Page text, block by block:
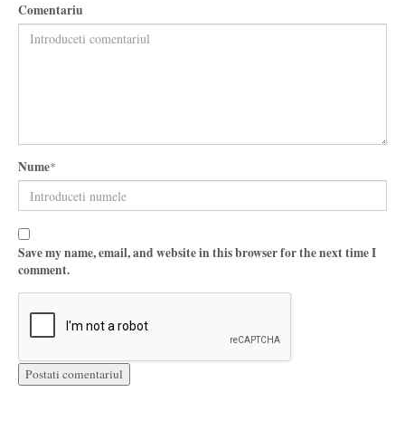
Comentariu
Nume*
Save my name, email, and website in this browser for the next time I
comment.